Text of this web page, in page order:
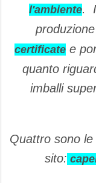
l'ambiente.
certificate e
quanto
imballi
Quattro sono
sito: